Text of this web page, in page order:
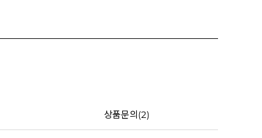
상품문의(2)